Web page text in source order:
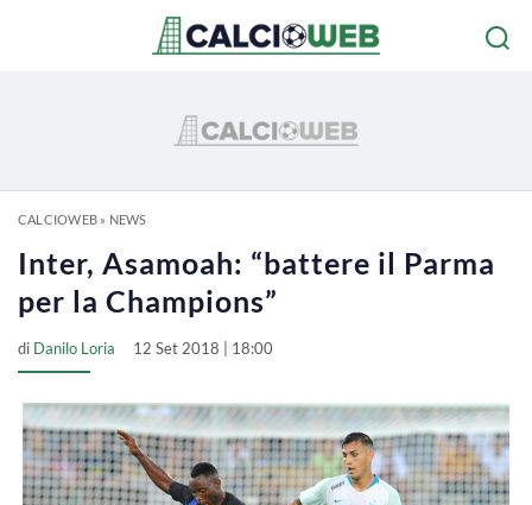
CALCIOWEB» NEWS
Inter, Asamoah: “battere il Parma
per la Champions”
di Danilo Loria 12 Set 2018 | 18:00